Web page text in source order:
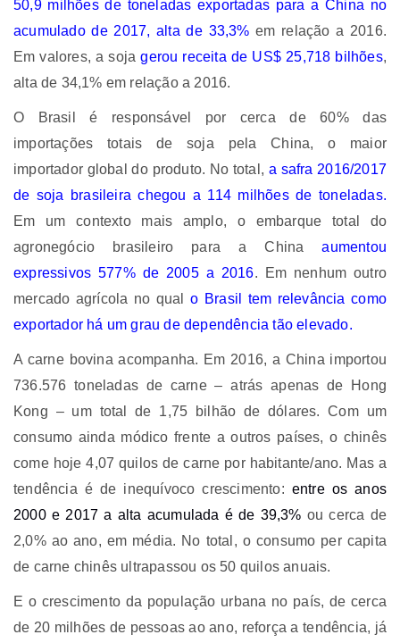
50,9 milhões de toneladas exportadas para a China no
acumulado de 2017, alta de 33,3% em relação a 2016.
Em valores, a sojagerou receita de US$ 25,718 bilhões,
alta de 34,1% em relação a 2016.
O Brasil é responsável por cerca de 60% das
importações totais de soja pela China, o maior
importador global do produto. No total, a safra 2016/2017
de soja brasileira chegou a 114 milhões de toneladas.
Em um contexto mais amplo, o embarque total do
agronegócio brasileiro para a Chinaaumentou
expressivos 577% de 2005 a 2016.
Em nenhum outro
mercado agrícola no qualo Brasil tem relevância como
exportador há um grau de dependência tão elevado.
A carne bovina acompanha. Em 2016, a China importou
736.576 toneladas de carne – atrás apenas de Hong
Kong – um total de 1,75 bilhão de dólares. Com um
consumo ainda módico frente a outros países, o chinês
come hoje 4,07 quilos de carne por habitante/ano. Mas a
tendência é de inequívoco crescimento: entre os anos
2000 e 2017 a alta acumulada é de 39,3% ou cerca de
2,0% ao ano, em média. No total, o consumo per capita
de carne chinês ultrapassou os 50 quilos anuais.
E o crescimento da população urbana no país, de cerca
de 20 milhões de pessoas ao ano, reforça a tendência, já